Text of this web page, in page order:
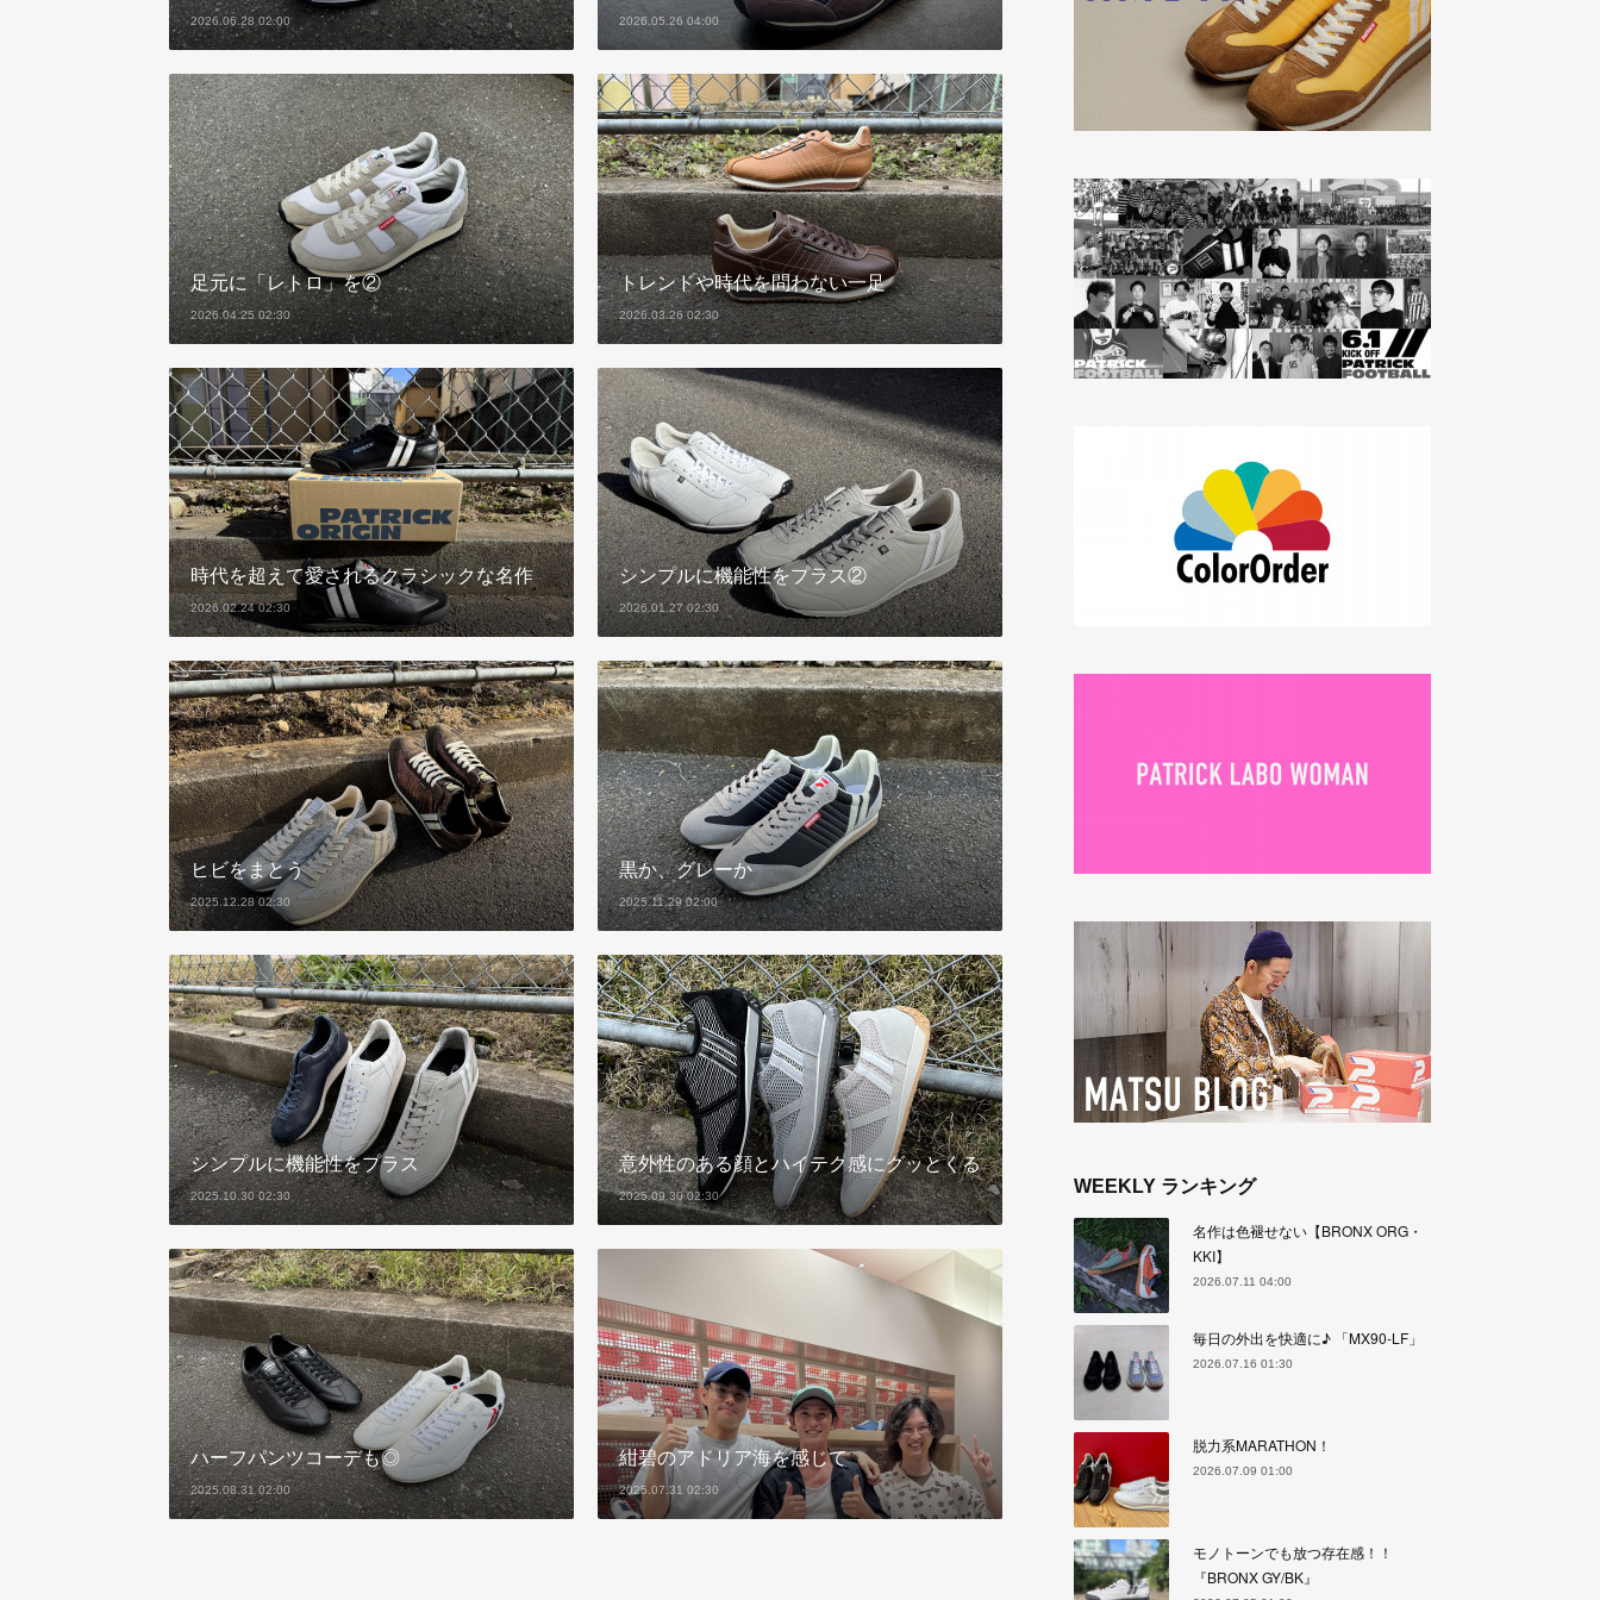
2026.06.28 02:00 2026.05.26 04:00
足元に「レトロ」を②
2026.04.25 02:30
トレンドや時代を問わない一足
2026.03.26 02:30
時代を超えて愛されるクラシックな名作
2026.02.24 02:30
シンプルに機能性をプラス②
2026.01.27 02:30
ヒビをまとう
2025.12.28 02:30
黒か、グレーか
2025.11.29 02:00
シンプルに機能性をプラス
2025.10.30 02:30
意外性のある顔とハイテク感にグッとくる
2025.09.30 02:30
ハーフパンツコーデも◎
2025.08.31 02:00
紺碧のアドリア海を感じて
2025.07.31 02:30
WEEKLY ランキング
名作は色褪せない【BRONX ORG・
KKI】
2026.07.11 04:00
毎日の外出を快適に♪ 「MX90-LF」
2026.07.16 01:30
脱力系MARATHON！
2026.07.09 01:00
モノトーンでも放つ存在感！！
『BRONX GY/BK』